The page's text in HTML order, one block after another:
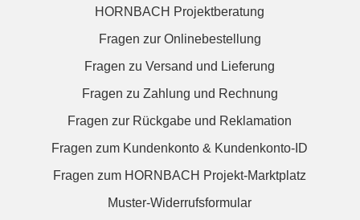
HORNBACH Projektberatung
Fragen zur Onlinebestellung
Fragen zu Versand und Lieferung
Fragen zu Zahlung und Rechnung
Fragen zur Rückgabe und Reklamation
Fragen zum Kundenkonto & Kundenkonto-ID
Fragen zum HORNBACH Projekt-Marktplatz
Muster-Widerrufsformular